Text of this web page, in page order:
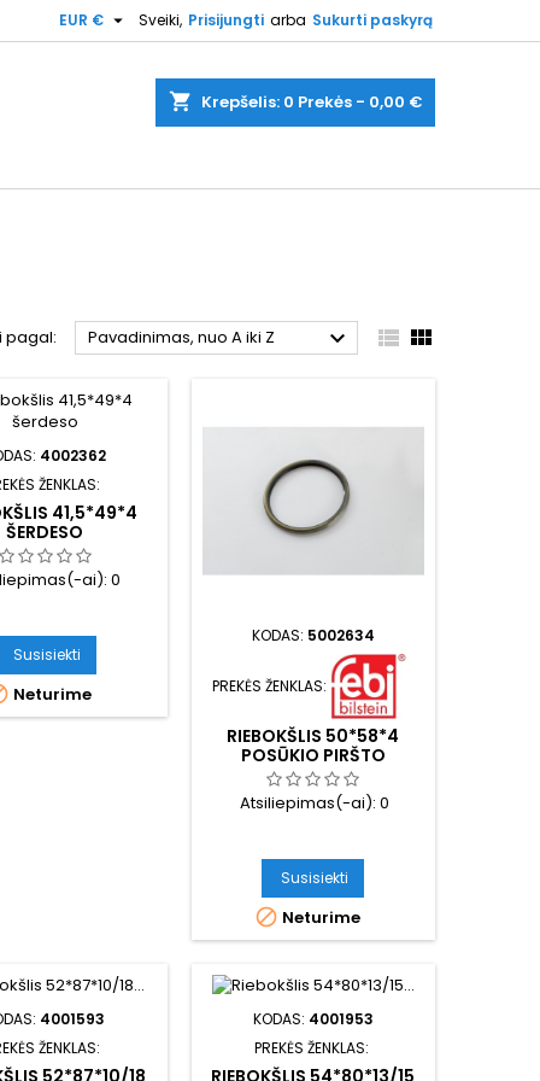
Sveiki, Prisijungti arba Sukurti paskyrą
EUR € 
shopping_cart Krepšelis: 0 Prekės - 0,00 €
pagal: Pavadinimas, nuo A iki Z   
4002362
ŽENKLAS:
41,5*49*4
ŠERDESO
ai):0
Susisiekti
Neturime
KODAS: 5002634
PREKĖS ŽENKLAS:
RIEBOKŠLIS 50*58*4
POSŪKIO PIRŠTO
Atsiliepimas(-ai): 0
Susisiekti
 Neturime
4001593
ŽENKLAS:
KODAS: 4001953
PREKĖS ŽENKLAS: